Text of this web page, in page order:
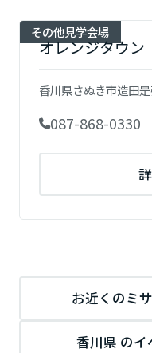
その他見学会場
オレンジタウン
香川県さぬき市造田
087-868-0330
お近くのミ
香川県 のイ
兵庫県
奈良県
鳥取県